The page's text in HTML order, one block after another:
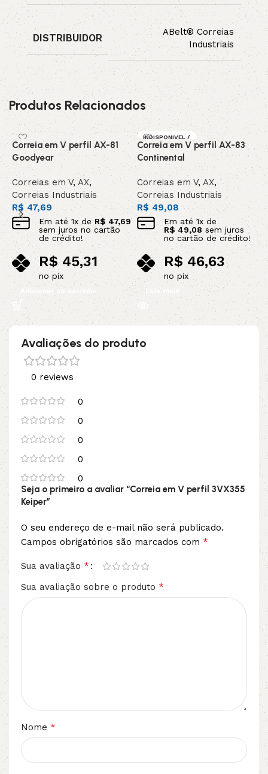
DISTRIBUIDOR
ABelt® Correias
Industriais
Produtos Relacionados
Correia em V perfil AX-81
Goodyear
Correias em V, AX,
Correias Industriais
R$ 47,69
Em até 1x deR$ 47,69
sem juros no cartão
de crédito!
R$45,31
no pix
Adicionar ao carrinho
INDISPONIVEL /
SOB ENCOMEN
DA
Correia em V perfil AX-83
Continental
Correias em V,AX,
Correias Industriais
R$49,08
Em até1x de
R$ 49,08 sem juros
no cartão de crédito!
R$ 46,63
no pix
Leia mais
Avaliações do produto
0 reviews
0
0
0
0
0
Seja o primeiro a avaliar “Correia em V perfil 3VX355
Keiper”
O seu endereço de e-mail não será publicado.
Campos obrigatórios são marcados com *
Sua avaliação *
Sua avaliação sobre o produto *
Nome *